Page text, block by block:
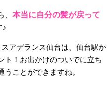
本当に自分の髪が戻って
♪
アデランス仙台は、仙台駅か
ト！お出かけのついでに立ち
ことができますね。